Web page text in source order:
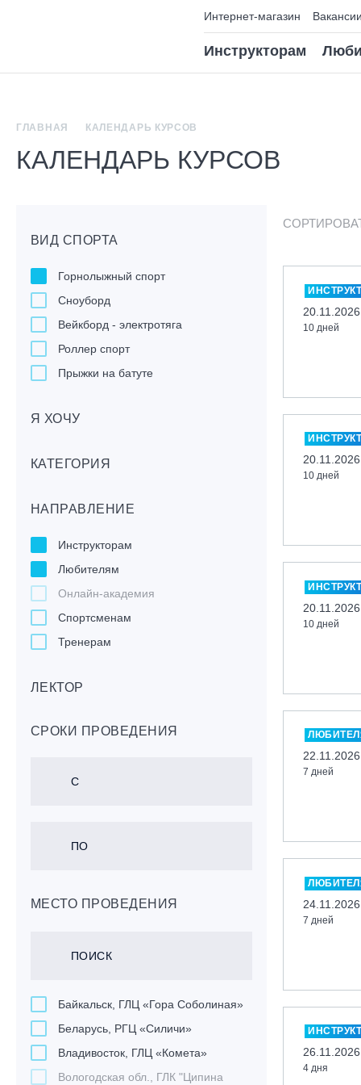
Интернет-магазин Вакансии
Инструкторам
ГЛАВНАЯ КАЛЕНДАРЬ КУРСОВ
КАЛЕНДАРЬ КУРСОВ
ВИД СПОРТА
Горнолыжный спорт
Сноуборд
Вейкборд - электротяга
Роллер спорт
Прыжки на батуте
Лонгбординг
бордах
Игровые виды спорта
Я ХОЧУ
КАТЕГОРИЯ
НАПРАВЛЕНИЕ
Инструкторам
Любителям
Онлайн-академия
Спортсменам
Тренерам
ЛЕКТОР
СРОКИ ПРОВЕДЕНИЯ
МЕСТО ПРОВЕДЕНИЯ
Байкальск, ГЛЦ «Гора Соболиная»
Беларусь, РГЦ «Силичи»
Владивосток, ГЛЦ «Комета»
Вологодская обл., ГЛК "Ципина
10 дней
10 дней
10 дней
7 дней
7 дней
4 дня